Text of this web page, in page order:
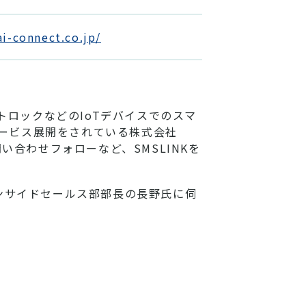
connect.co.jp/
ロックなどのIoTデバイスでのスマ
ビス展開をされている株式会社
合わせフォローなど、SMSLINKを
イドセールス部部長の長野氏に伺